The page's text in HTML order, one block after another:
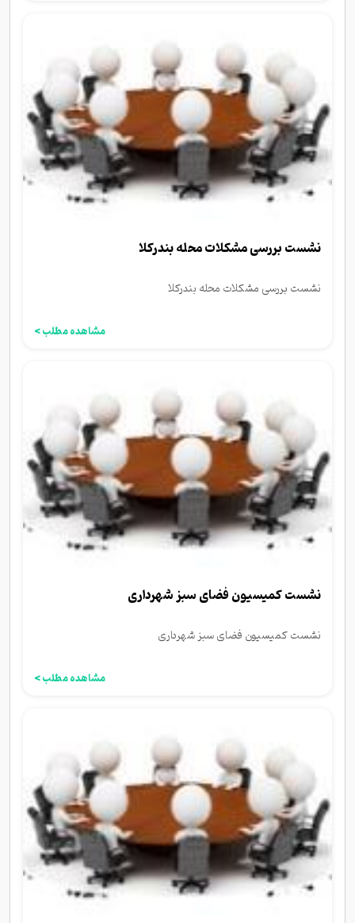
نشست بررسی مشکلات محله بندرکلا
نشست بررسی مشکلات محله بندرکلا
مشاهده مطلب >
نشست کمیسیون فضای سبز شهرداری
نشست کمیسیون فضای سبز شهرداری
مشاهده مطلب >